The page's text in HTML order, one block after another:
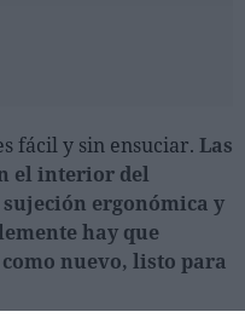
fácil y sin ensuciar. Las
el interior del
ergonómica y
hay que
nuevo, listo para